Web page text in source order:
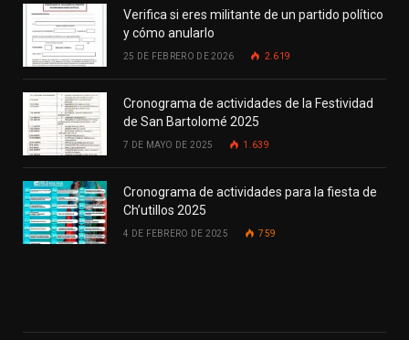
Verifica si eres militante de un partido político
y cómo anularlo
25 DE FEBRERO DE 2026 2.619
Cronograma de actividades de la Festividad
de San Bartolomé 2025
7 DE MAYO DE 2025 1.639
Cronograma de actividades para la fiesta de
Ch’utillos 2025
4 DE FEBRERO DE 2025 759